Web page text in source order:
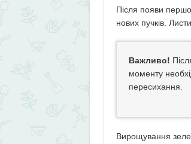
Після появи
нових пучків.
Важливо!
моменту
пересихання.
Вирощування